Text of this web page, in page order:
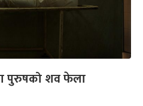
पुरुषको शव फेला